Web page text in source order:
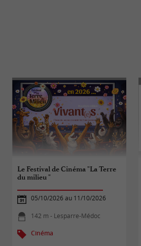
Le Festival de Cinéma "La Terre
du milieu "
05/10/2026 au 11/10/2026
142 m - Lesparre-Médoc
Cinéma